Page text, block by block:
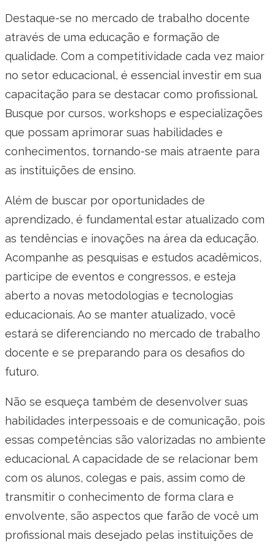
Destaque-se no mercado de trabalho docente
através de uma educação e formação de
qualidade. Com a competitividade cada vez maior
no setor educacional, é essencial investir em sua
capacitação para se destacar como profissional.
Busque por cursos, workshops e especializações
que possam aprimorar suas habilidades e
conhecimentos, tornando-se mais atraente para
as instituições de ensino.
Além de buscar por oportunidades de
aprendizado, é fundamental estar atualizado com
as tendências e inovações na área da educação.
Acompanhe as pesquisas e estudos acadêmicos,
participe de eventos e congressos, e esteja
aberto a novas metodologias e tecnologias
educacionais. Ao se manter atualizado, você
estará se diferenciando no mercado de trabalho
docente e se preparando para os desafios do
futuro.
Não se esqueça também de desenvolver suas
habilidades interpessoais e de comunicação, pois
essas competências são valorizadas no ambiente
educacional. A capacidade de se relacionar bem
com os alunos, colegas e pais, assim como de
transmitir o conhecimento de forma clara e
envolvente, são aspectos que farão de você um
profissional mais desejado pelas instituições de